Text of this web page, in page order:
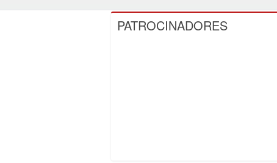
PATROCINADORES